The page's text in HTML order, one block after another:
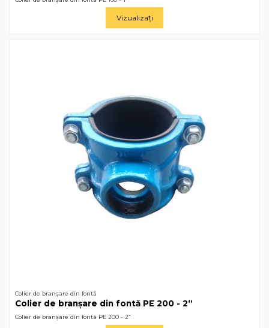
Vizualizați
Colier de branșare din fontă
Colier de branșare din fontă РЕ 200 - 2“
Colier de branșare din fontă РЕ 200 - 2“